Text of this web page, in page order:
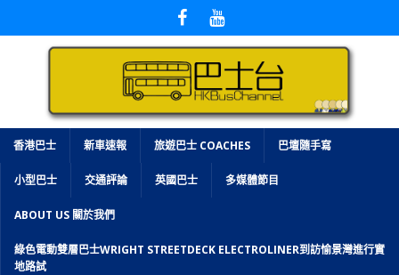
香港巴士 新車速報 旅遊巴士 COACHES 巴壇隨手寫
小型巴士 交通評論 英國巴士 多媒體節目
ABOUT US 關於我們
綠色電動雙層巴士WRIGHT STREETDECK ELECTROLINER到訪愉景灣進行實
地路試